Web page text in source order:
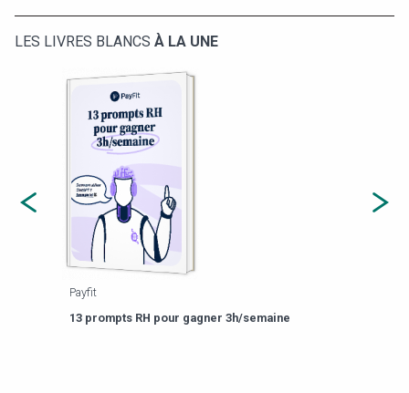
LES LIVRES BLANCS À LA UNE
Payfit
13 prompts RH pour gagner 3h/semaine